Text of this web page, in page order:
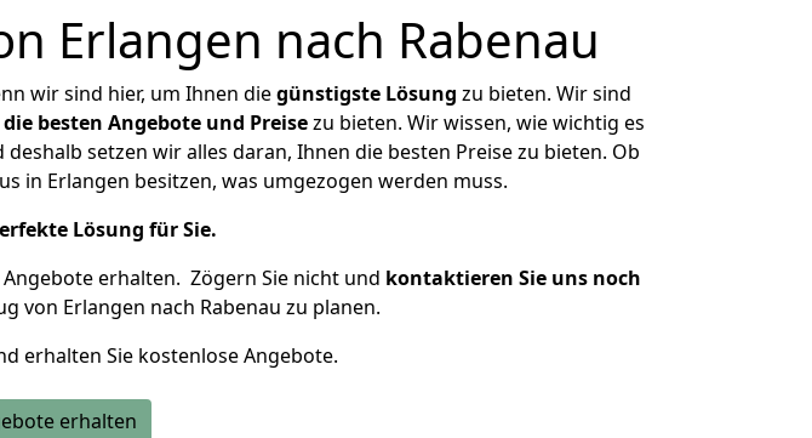
Erlangen nach Rabenau
wir sind hier, um Ihnen diegünstigste Lösung zu bieten. Wir sind
die besten Angebote und Preisezu bieten. Wir wissen, wie wichtig es
setzen wir alles daran, Ihnen die besten Preise zu bieten. Ob
in Erlangen besitzen, was umgezogen werden muss.
Lösung für Sie.
erhalten. Zögern Sie nicht und kontaktieren Sie uns noch
von Erlangen nach Rabenau zu planen.
erhalten Sie kostenlose Angebote.
erhalten